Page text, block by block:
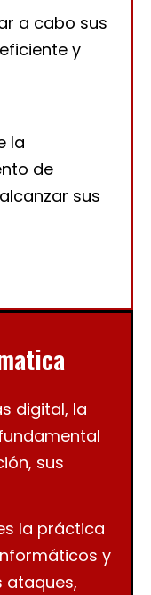
a cabo sus
y
la
de
sus
digital, la
sus
la práctica
y
ataques,